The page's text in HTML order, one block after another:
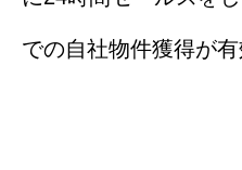
での自社物件獲得が有